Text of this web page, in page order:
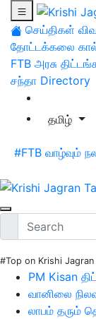
செய்திகள்
தோட்டக்கலை
FTB அரசு
சந்தா Directory
தமிழ்
#FTB வாழ்வும்
#Top on Krishi Jagran
PM Kisan
வானிலை
லாபம் தரும்